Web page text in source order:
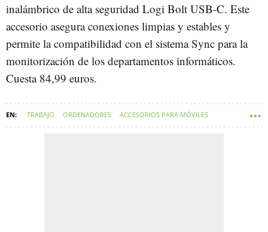
inalámbrico de alta seguridad Logi Bolt USB-C. Este
accesorio asegura conexiones limpias y estables y
permite la compatibilidad con el sistema Sync para la
monitorización de los departamentos informáticos.
Cuesta 84,99 euros.
TRABAJO ORDENADORES ACCESORIOS PARA MÓVILES